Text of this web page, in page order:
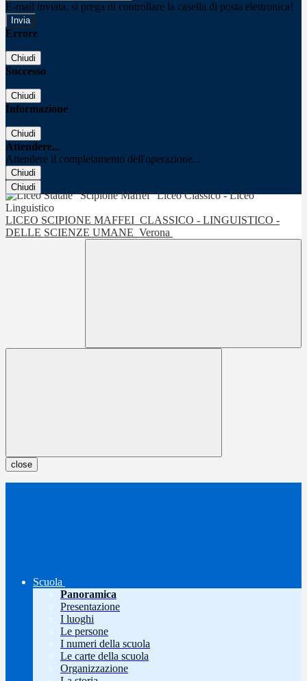
E-mail inviata, si prega di controllare la casella di posta elettronica!
Errore
Chiudi
Successo
Chiudi
Informazione
Chiudi
Attendere...
Attendere il completamento dell'operazione...
Chiudi
Chiudi
LICEO SCIPIONE MAFFEI CLASSICO - LINGUISTICO -
DELLE SCIENZE UMANE Verona
close
Scuola
Panoramica
Presentazione
I luoghi
Le persone
I numeri della scuola
Le carte della scuola
Organizzazione